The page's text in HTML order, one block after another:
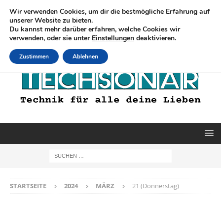
STARTSEITE 2024 MÄRZ 21 (Donnerstag)
Wir verwenden Cookies, um dir die bestmögliche Erfahrung auf
unserer Website zu bieten.
Du kannst mehr darüber erfahren, welche Cookies wir
verwenden, oder sie unter Einstellungen deaktivieren.
Zustimmen Ablehnen